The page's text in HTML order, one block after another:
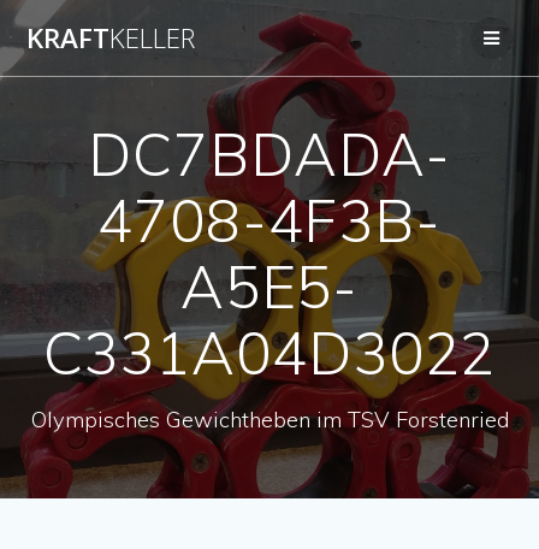
Zum
Inhalt
springen
KRAFTKELLER
DC7BDADA-
4708-4F3B-
A5E5-
C331A04D3022
Olympisches Gewichtheben im TSV Forstenried